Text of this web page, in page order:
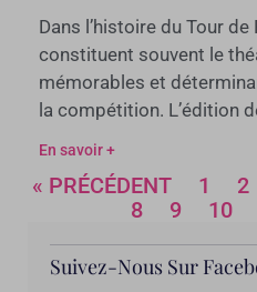
Dans l’histoire du Tour
constituent souvent le
mémorables et
la compétition. L’édition
En savoir +
« PRÉCÉDENT 1 2
8
9 10
Suivez-Nous Sur